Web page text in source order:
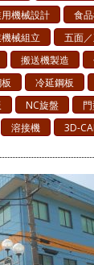
機械設計
食
械組立
五面
搬送機製造
冷延鋼板
NC旋盤
溶接機 3D-